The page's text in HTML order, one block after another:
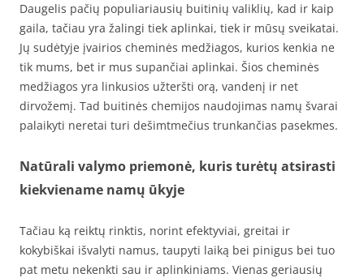
Daugelis pačių populiariausių buitinių valiklių, kad ir kaip
gaila, tačiau yra žalingi tiek aplinkai, tiek ir mūsų sveikatai.
Jų sudėtyje įvairios cheminės medžiagos, kurios kenkia ne
tik mums, bet ir mus supančiai aplinkai. Šios cheminės
medžiagos yra linkusios užteršti orą, vandenį ir net
dirvožemį. Tad buitinės chemijos naudojimas namų švarai
palaikyti neretai turi dešimtmečius trunkančias pasekmes.
Natūrali valymo priemonė, kuris turėtų atsirasti
kiekviename namų ūkyje
Tačiau ką reiktų rinktis, norint efektyviai, greitai ir
kokybiškai išvalyti namus, taupyti laiką bei pinigus bei tuo
pat metu nekenkti sau ir aplinkiniams. Vienas geriausių